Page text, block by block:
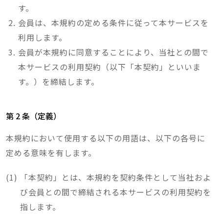
す。
会員は、本規約の定める条件に従って本サービスを
利用します。
会員が本規約に同意することにより、当社との間で
本サービスの利用契約（以下「本契約」といいま
す。）を締結します。
第 2 条（定義）
本規約において使用する以下の用語は、以下の各号に
定める意味を有します。
「本契約」とは、本規約を契約条件として当社およ
び会員との間で締結される本サービスの利用契約を
指します。